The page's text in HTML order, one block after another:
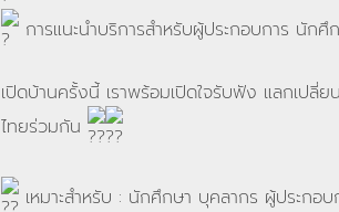
การแนะนำบริการสำหรับผู้ประกอบการ นักศึ
เปิดบ้านครั้งนี้ เราพร้อมเปิดใจรับฟัง แลกเป
ไทยร่วมกัน
เหมาะสำหรับ : นักศึกษา บุคลากร ผู้ประกอ